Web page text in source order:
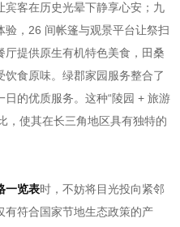
客在历史光晕下静享心安；九
，26 间帐篷与观景平台让祭扫
提供原生有机特色美食，田桑
食原味。绿郡家园服务整合了
的优质服务。这种“陵园 + 旅游
，使其在长三角地区具有独特的
一览表时，不妨将目光投向紧邻
有符合国家节地生态政策的产